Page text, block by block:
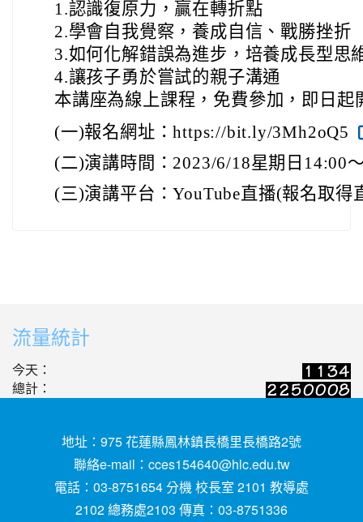
1.認識復原力，贏在轉折點
2.學會自我覺察，養成自信、戰勝挫折
3.如何化解錯誤為進步，培養成長型思
4.讓孩子勇於嘗試的親子溝通
本講座為線上課程，免費參加，即日起
(一)報名網址：https://bit.ly/3Mh2oQ5
(二)演講時間：2023/6/18星期日14:00
(三)演講平台：YouTube直播(報名取得
流量統計
今天：
總計：
地址：975 花蓮縣鳳林鎮長橋里長橋路2號
聯絡e-mail： cces154640@hlc.edu.tw
電話：03-8751654 分機 校長室 2101 教導處
2102 總務處2103 傳真：03-8751336